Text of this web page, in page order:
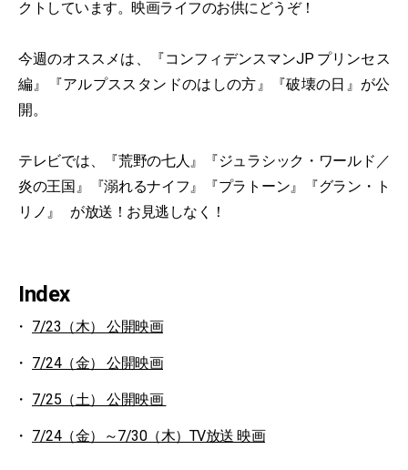
クトしています。映画ライフのお供にどうぞ！
今週のオススメは、『コンフィデンスマンJP プリンセス
編』『アルプススタンドのはしの方』『破壊の日』が公
開。
テレビでは、『荒野の七人』『ジュラシック・ワールド／
炎の王国』『溺れるナイフ』『プラトーン』『グラン・ト
リノ』 が放送！お見逃しなく！
Index
7/23（木） 公開映画
7/24（金） 公開映画
7/25（土） 公開映画
7/24（金）～7/30（木）TV放送 映画